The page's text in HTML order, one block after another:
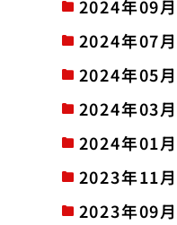
2024年09月
2024年07月
2024年05月
2024年03月
2024年01月
2023年11月
2023年09月